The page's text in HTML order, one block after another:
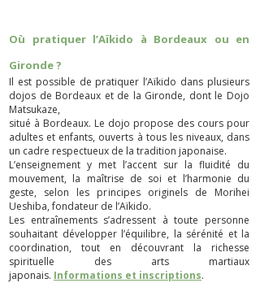
Où pratiquer l’Aïkido à Bordeaux ou en
Gironde ?
Il est possible de pratiquer l’Aïkido dans plusieurs
dojos de Bordeaux et de la Gironde, dont le Dojo
Matsukaze,
situé à Bordeaux. Le dojo propose des cours pour
adultes et enfants, ouverts à tous les niveaux, dans
un cadre respectueux de la tradition japonaise.
L’enseignement y met l’accent sur la fluidité du
mouvement, la maîtrise de soi et l’harmonie du
geste, selon les principes originels de Morihei
Ueshiba, fondateur de l’Aïkido.
Les entraînements s’adressent à toute personne
souhaitant développer l’équilibre, la sérénité et la
coordination, tout en découvrant la richesse
spirituelle des arts martiaux
japonais. Informations et inscriptions.